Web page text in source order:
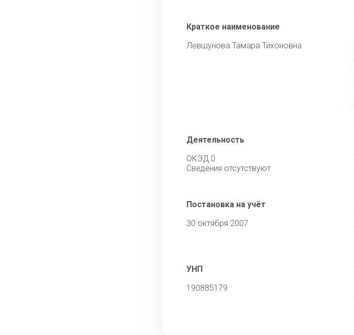
Краткое наименование
Левшунова Тамара Тихоновна
Деятельность
ОКЭД 0
Сведения отсутствуют
Постановка на учёт
30 октября 2007
УНП
190885179